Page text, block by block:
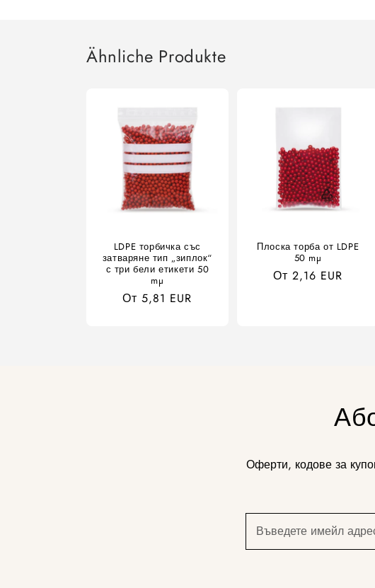
Ähnliche Produkte
LDPE торбичка със
затваряне тип „зиплок“
с три бели етикети 50
mµ
Обичайна
От 5,81 EUR
Плоска торба от LDPE
50 mµ
Редовна
От 2,16 EUR
Оферти, кодове за
Въведете имейл